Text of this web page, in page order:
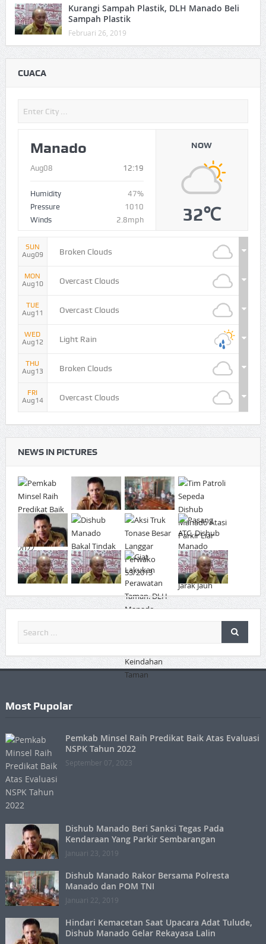
Kurangi Sampah Plastik, DLH Manado Beli
Sampah Plastik
Februari 26, 2019
CUACA
Manado
Aug08 12:19
Humidity
47%
Pressure
1010
Winds
2.8mph
NOW
32℃
SUN
Aug09
Broken Clouds
MON
Aug10
Overcast Clouds
TUE
Aug11
Overcast Clouds
WED
Aug12
Light Rain
THU
Aug13
Broken Clouds
FRI
Aug14
Overcast Clouds
NEWS IN PICTURES
Most Pupolar
Pemkab Minsel Raih Predikat Baik Atas Evaluasi
NSPK Tahun 2022
September 07, 2023
Dishub Manado Beri Sanksi Tegas Pada
Kendaraan Yang Parkir Sembarangan
Januari 23, 2019
Dishub Manado Rakor Bersama Polresta
Manado dan POM TNI
Januari 22, 2019
Hindari Kemacetan Saat Upacara Adat Tulude,
Dishub Manado Gelar Rekayasa Lalin